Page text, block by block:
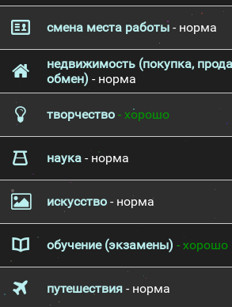
смена места работы - норма
недвижимость (покупка,
обмен) - норма
творчество - хорошо
наука - норма
искусство - норма
обучение (экзамены) - хорошо
путешествия - норма